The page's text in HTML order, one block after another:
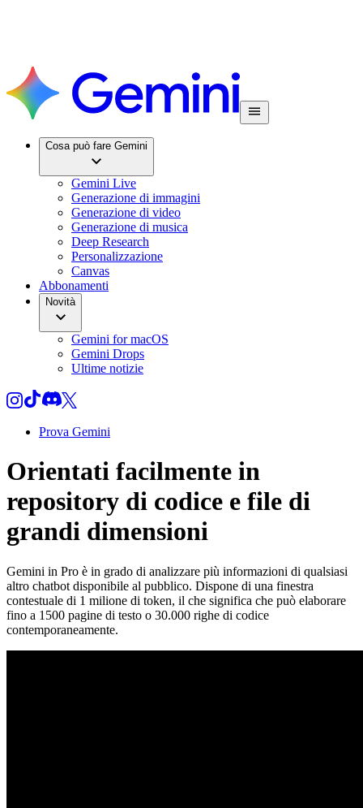
Cosa può fare Gemini
Gemini Live
Generazione di immagini
Generazione di video
Generazione di musica
Deep Research
Personalizzazione
Canvas
Abbonamenti
Novità
Gemini for macOS
Gemini Drops
Ultime notizie
Prova Gemini
Orientati facilmente in
repository di codice e file di
grandi dimensioni
Gemini in Pro è in grado di analizzare più informazioni di qualsiasi
altro chatbot disponibile al pubblico. Dispone di una finestra
contestuale di 1 milione di token, il che significa che può elaborare
fino a 1500 pagine di testo o 30.000 righe di codice
contemporaneamente.